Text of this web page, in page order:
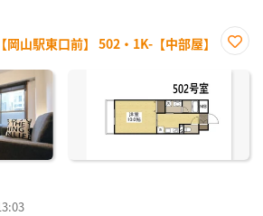
山駅東口前】 502・1K-【中部屋】
に入